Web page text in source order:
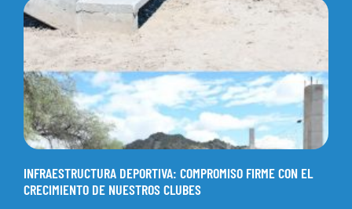
INFRAESTRUCTURA DEPORTIVA: COMPROMISO FIRME CON EL
CRECIMIENTO DE NUESTROS CLUBES